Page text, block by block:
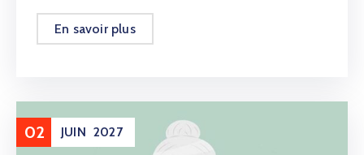
En savoir plus
02 JUIN 2027